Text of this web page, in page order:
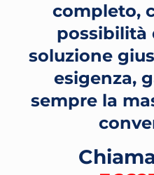
completo,
possibilità
soluzione
esigenza,
sempre la